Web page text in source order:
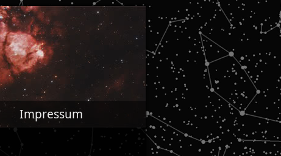
Impressum